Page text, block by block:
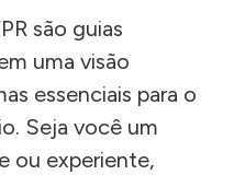
são guias
uma visão
essenciais para o
Seja você um
ou experiente,